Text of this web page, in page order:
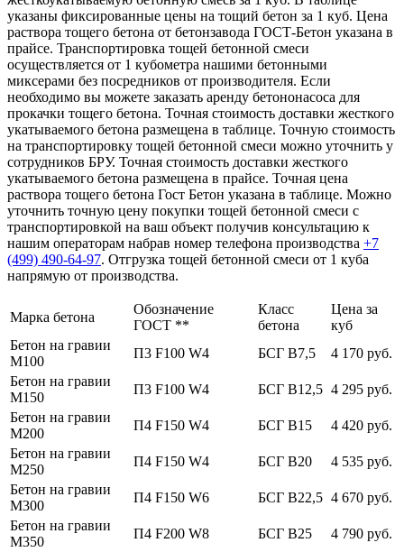
указаны фиксированные цены на тощий бетон за 1 куб. Цена
раствора тощего бетона от бетонзавода ГОСТ-Бетон указана в
прайсе. Транспортировка тощей бетонной смеси
осуществляется от 1 кубометра нашими бетонными
миксерами без посредников от производителя. Если
необходимо вы можете заказать аренду бетононасоса для
прокачки тощего бетона. Точная стоимость доставки жесткого
укатываемого бетона размещена в таблице. Точную стоимость
на транспортировку тощей бетонной смеси можно уточнить у
сотрудников БРУ. Точная стоимость доставки жесткого
укатываемого бетона размещена в прайсе. Точная цена
раствора тощего бетона Гост Бетон указана в таблице. Можно
уточнить точную цену покупки тощей бетонной смеси с
транспортировкой на ваш объект получив консультацию к
нашим операторам набрав номер телефона производства +7
(499) 490-64-97. Отгрузка тощей бетонной смеси от 1 куба
напрямую от производства.
Марка бетона
Обозначение
ГОСТ **
Класс
бетона
Цена за
куб
Бетон на гравии
М100
П3 F100 W4 БСГ В7,5
4 170 руб.
Бетон на гравии
М150
П3 F100 W4 БСГ В12,5 4 295 руб.
Бетон на гравии
М200
П4 F150 W4 БСГ В15
4 420 руб.
Бетон на гравии
М250
П4 F150 W4 БСГ В20
4 535 руб.
Бетон на гравии
М300
П4 F150 W6 БСГ В22,5 4 670 руб.
Бетон на гравии
М350
П4 F200 W8 БСГ В25
4 790 руб.